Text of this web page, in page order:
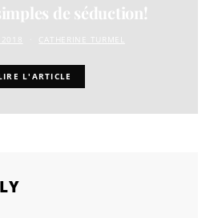
de séduction!
CATHERINE TURMEL
L'ARTICLE